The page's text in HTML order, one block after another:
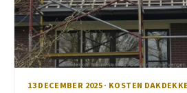
13 DECEMBER 2025 · KOSTEN